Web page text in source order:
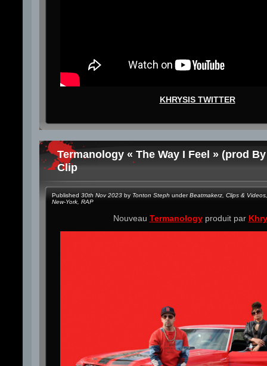
KHRYSIS TWITTER
Termanology « The Way I Feel » (prod
Clip
Published 30th Nov 2023 by Tonton Steph underBeatmakerz Clips & Videos
New-York RAP
Nouveau Termanologyproduit par